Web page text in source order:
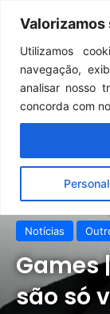
Valorizamos
Utilizamos
navegação,
analisar nosso
concorda com
Menu
Notícias
Games
são só